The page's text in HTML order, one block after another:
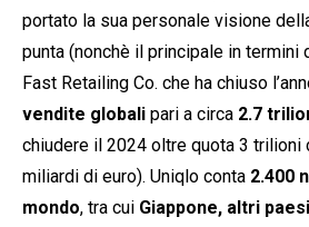
portato la sua personale visione
punta (nonchè il principale in termini
Fast Retailing Co. che ha chiuso
vendite globali pari a circa 2.7
chiudere il 2024 oltre quota 3 trilioni
miliardi di euro). Uniqlo conta 2.400
mondo, tra cui Giappone, altri